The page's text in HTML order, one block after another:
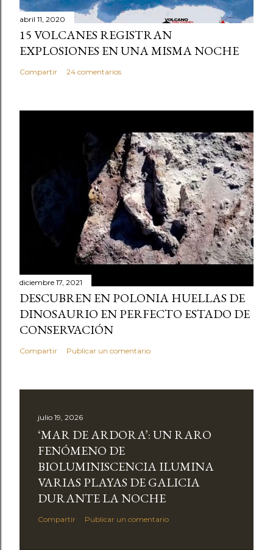
abril 11, 2020
15 VOLCANES REGISTRAN
EXPLOSIONES EN UNA MISMA NOCHE
Compartir 24 comentarios
diciembre 17, 2021
DESCUBREN EN POLONIA HUELLAS DE
DINOSAURIO EN PERFECTO ESTADO DE
CONSERVACIÓN
Compartir Publicar un comentario
julio 19, 2026
‘MAR DE ARDORA’: UN RARO
FENÓMENO DE
BIOLUMINISCENCIA ILUMINA
VARIAS PLAYAS DE GALICIA
DURANTE LA NOCHE
Compartir Publicar un comentario